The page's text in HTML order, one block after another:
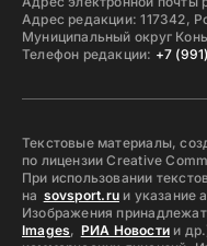
Адрес редакции: 117342,
Муниципальный округ
Телефон редакции: +7
Текстовые материалы,
по лицензии Creative
При использовании
на sovsport.ruи указание
Изображения
Images, РИА Новости и